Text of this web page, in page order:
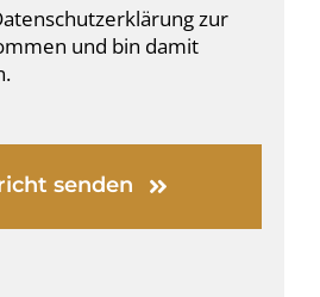
zur
und bin damit
senden